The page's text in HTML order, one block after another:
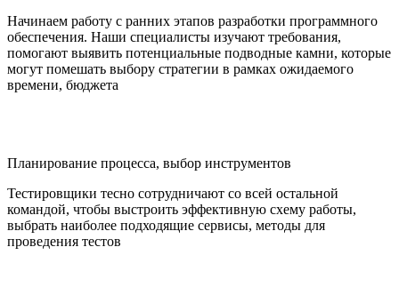
Начинаем работу с ранних этапов разработки программного
обеспечения. Наши специалисты изучают требования,
помогают выявить потенциальные подводные камни, которые
могут помешать выбору стратегии в рамках ожидаемого
времени, бюджета
Планирование процесса, выбор инструментов
Тестировщики тесно сотрудничают со всей остальной
командой, чтобы выстроить эффективную схему работы,
выбрать наиболее подходящие сервисы, методы для
проведения тестов